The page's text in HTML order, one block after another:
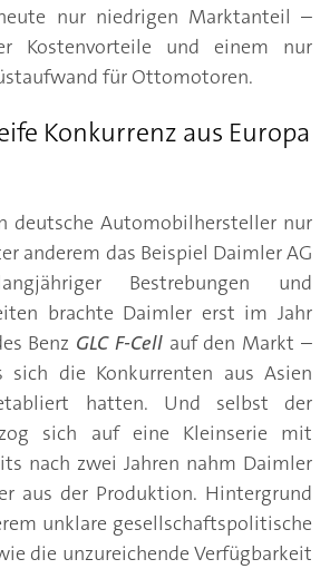
nur niedrigen Marktanteil –
Kostenvorteile und einem nur
für Ottomotoren.
Konkurrenz aus Europa
deutsche Automobilhersteller nur
anderem das Beispiel Daimler AG
Bestrebungen und
brachte Daimler erst im Jahr
Benz GLC F-Cellauf den Markt –
die Konkurrenten aus Asien
hatten. Und selbst der
sich auf eine Kleinserie mit
nach zwei Jahren nahm Daimler
aus der Produktion. Hintergrund
unklare gesellschaftspolitische
die unzureichende Verfügbarkeit